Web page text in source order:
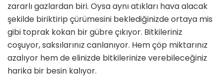
zararlı gazlardan biri. Oysa aynı atıkları hava alacak
şekilde biriktirip çürümesini beklediğinizde ortaya mis
gibi toprak kokan bir gübre çıkıyor. Bitkileriniz
coşuyor, saksılarınız canlanıyor. Hem çöp miktarınız
azalıyor hem de elinizde bitkilerinize verebileceğiniz
harika bir besin kalıyor.